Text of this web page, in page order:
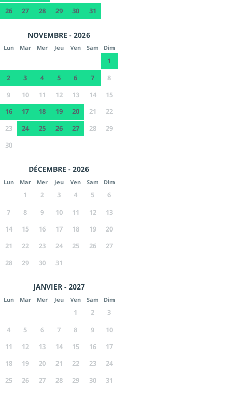
26
27 28 29 30 31
NOVEMBRE - 2026
Lun Mar Mer Jeu Ven Sam Dim
1
2
3 4 5 6 7
8
9
10 11 12 13 14
15
16
17 18 19 20 21
22
23
24 25 26 27 28
29
30
DÉCEMBRE - 2026
Lun Mar Mer Jeu Ven Sam Dim
1 2 3 4 5
6
7
8 9 10 11 12
13
14
15 16 17 18 19
20
21
22 23 24 25 26
27
28
29 30 31
JANVIER - 2027
Lun Mar Mer Jeu Ven Sam Dim
1 2
3
4
5 6 7 8 9
10
11
12 13 14 15 16
17
18
19 20 21 22 23
24
25
26 27 28 29 30 31